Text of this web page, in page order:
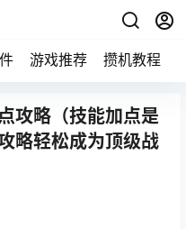
游戏推荐 攒机教程
攻略（技能加点是
略轻松成为顶级战